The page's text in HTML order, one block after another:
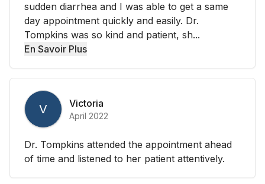
sudden diarrhea and I was able to get a same
day appointment quickly and easily. Dr.
Tompkins was so kind and patient, sh...
En Savoir Plus
V Victoria
April 2022
Dr. Tompkins attended the appointment ahead
of time and listened to her patient attentively.